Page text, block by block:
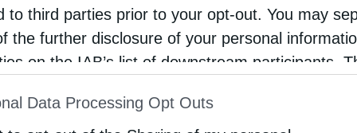
to third parties prior to your opt-out. You may
the further disclosure of your personal
on the IAB’s list of downstream participants.
of Downstream Participantsthat may further
Data Processing Opt Outs
21 Οκτωβρίου 2025
περίοδος ξεκίνησε για τη Σιναϊτική
και τη Μονή Αγίας Αικατερίνης στο Σινά,
του εψηφισμένου Αρχιεπισκόπου